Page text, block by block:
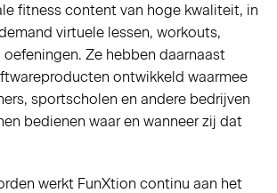
fitness content van hoge kwaliteit, in
virtuele lessen, workouts,
oefeningen. Ze hebben daarnaast
ontwikkeld waarmee
sportscholen en andere bedrijven
bedienen waar en wanneer zij dat
werkt FunXtion continu aan het